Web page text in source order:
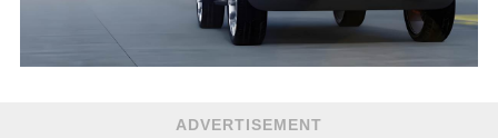
ADVERTISEMENT